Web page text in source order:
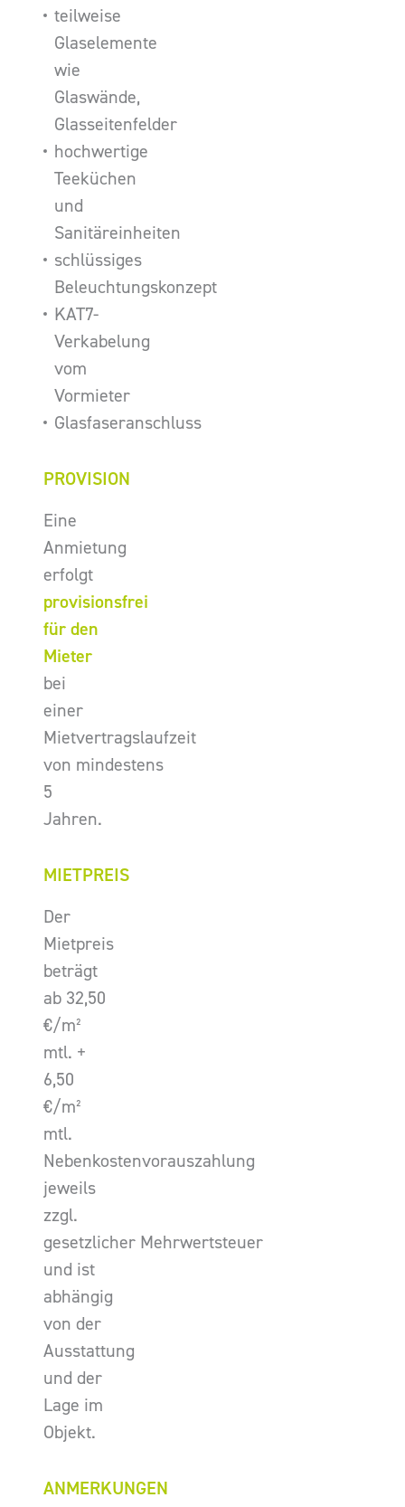
teilweise
Glaselemente
wie
Glaswände,
Glasseitenfelder
hochwertige
Teeküchen
und
Sanitäreinheiten
schlüssiges
Beleuchtungskonzept
KAT7-
Verkabelung
vom
Vormieter
Glasfaseranschluss
PROVISION
Eine
Anmietung
erfolgt
provisionsfrei
für den
Mieter
bei
einer
Mietvertragslaufzeit
von mindestens
5
Jahren.
MIETPREIS
Der
Mietpreis
beträgt
ab 32,50
€/m²
mtl. +
6,50
€/m²
mtl.
Nebenkostenvorauszahlung
jeweils
zzgl.
gesetzlicher Mehrwertsteuer
und ist
abhängig
von der
Ausstattung
und der
Lage im
Objekt.
ANMERKUNGEN